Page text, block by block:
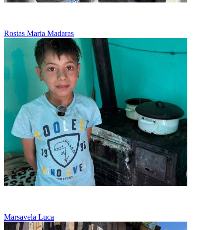
Rostas Maria Madaras
Marsavela Luca